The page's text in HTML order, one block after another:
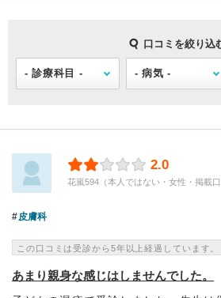
口コミを絞り込
2.0
花嵐594（本人ではない・女性・掲載口
皮膚科
この口コミは受診から5年以上経過しています。
あまり親身な感じはしませんでした。